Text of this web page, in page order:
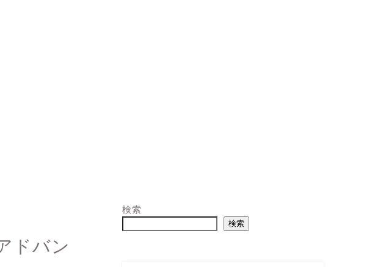
ドバン
検索
検索